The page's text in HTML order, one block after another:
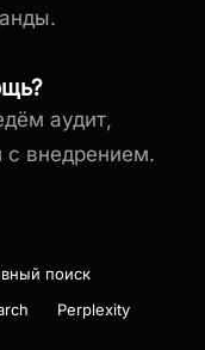
аудит,
внедрением.
поиск
Perplexity